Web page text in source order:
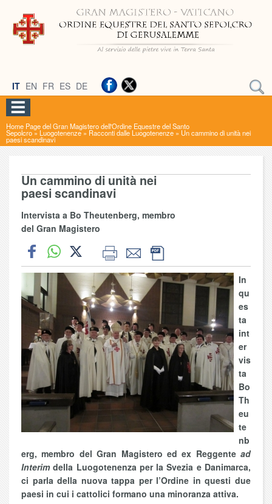
IT EN FR ES DE
Home Page del Gran Magistero dell'Ordine Equestre del Santo
Sepolcro» Luogotenenze» Racconti dalle Luogotenenze » Un cammino di unità nei
paesi scandinavi
Un cammino di unità nei
paesi scandinavi
Intervista a Bo Theutenberg, membro
del Gran Magistero
In
qu
es
ta
int
er
vis
ta
Bo
Th
eu
te
nb
erg, membro del Gran Magistero ed ex Reggente ad
Interimdella Luogotenenza per la Svezia e Danimarca,
ci parla della nuova tappa per l’Ordine in questi due
paesi in cui i cattolici formano una minoranza attiva.